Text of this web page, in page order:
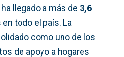
ha llegado a más de 3,6
en todo el país. La
como uno de los
de apoyo a hogares